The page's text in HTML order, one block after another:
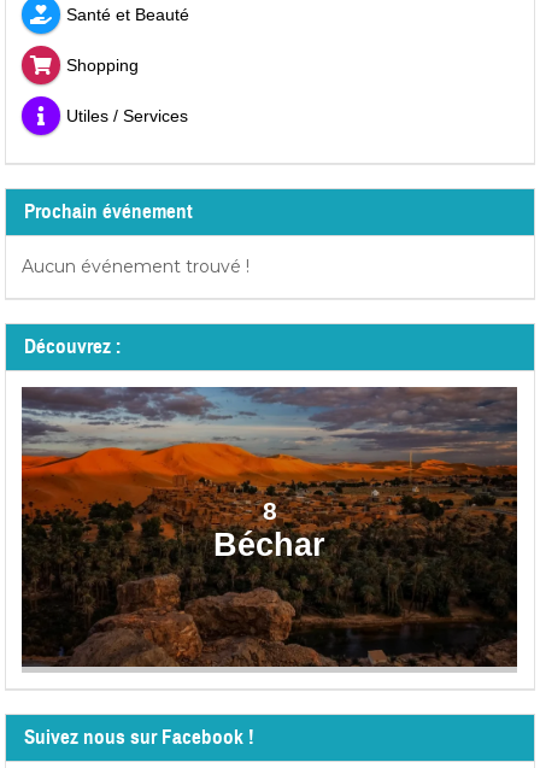
Santé et Beauté
Shopping
Utiles / Services
Prochain événement
Aucun événement trouvé !
Découvrez :
8
Béchar
Suivez nous sur Facebook !